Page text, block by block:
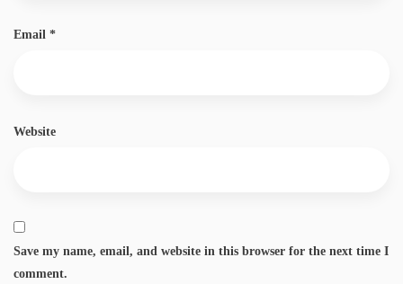
Email *
Website
Save my name, email, and website in this browser for the next time I
comment.